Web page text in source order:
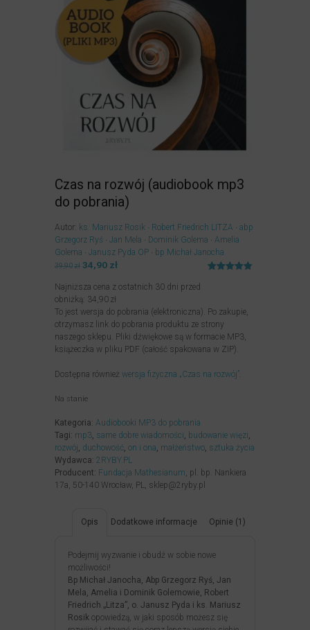
Czas na rozwój (audiobook mp3
do pobrania)
Autor: ks. Mariusz Rosik Robert Friedrich LITZA
abp
Grzegorz Ryś
Jan Mela Dominik Golema
Amelia
Golema
Janusz Pyda OP bp Michał Janocha
oceny
39,90zł Pierwotna
wynosiła:
39,90zł.
34,90 złAktualna
wynosi:
Najniższa cena z ostatnich 30 dni przed
obniżką: 34,90 zł
To jest wersja do pobrania (elektroniczna). Po zakupie,
otrzymasz link do pobrania produktu ze strony
naszego sklepu. Pliki dźwiękowe są w formacie MP3,
książeczka w pliku PDF (całość spakowana w ZIP).
Dostępna również wersja fizyczna „Czas na rozwój”
Na stanie
Kategoria: Audiobooki MP3 do pobrania
Tagi: mp3, same dobre wiadomości, budowanie więzi,
rozwój, duchowość, on i ona, małżeństwo, sztuka życia
Wydawca: 2RYBY.PL
Producent: Fundacja Mathesianum, pl. bp. Nankiera
17a, 50-140 Wrocław, PL, sklep@2ryby.pl
Opis Dodatkowe informacje Opinie (1)
Podejmij wyzwanie i obudź w sobie nowe
możliwości!
Bp Michał Janocha, Abp Grzegorz Ryś, Jan
Mela, Amelia i Dominik Golemowie, Robert
Friedrich „Litza”, o. Janusz Pyda i ks. Mariusz
Rosik opowiedzą, w jaki sposób możesz się